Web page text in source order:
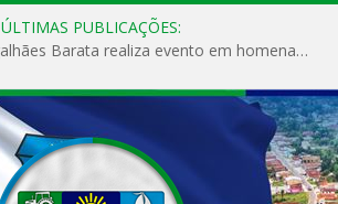
ÚLTIMAS PUBLICAÇÕES:
Prefeitura de Magalhães Barata realiza evento em homenagem ao Dia Internacional da Mulher